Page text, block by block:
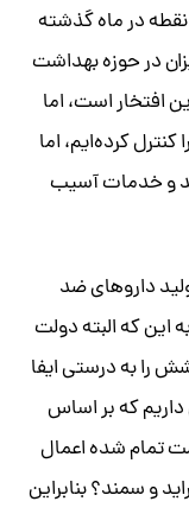
در ماه گذشته
در حوزه بهداشت
این افتخار است، اما
کرده‌ایم، اما
و خدمات آسیب
داروهای ضد
این که البته دولت
را به درستی ایفا
که بر اساس
تمام شده اعمال
و سمند؟ بنابراین